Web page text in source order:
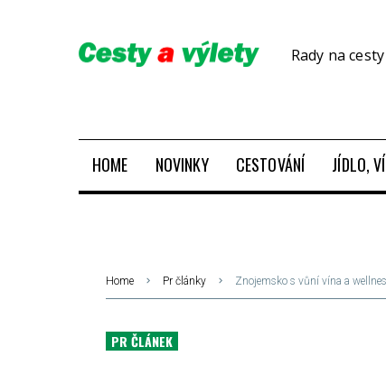
Rady na
HOME NOVINKY CESTOVÁNÍ JÍDLO,
Home Pr články Znojemsko s vůní vína a
PR ČLÁNEK